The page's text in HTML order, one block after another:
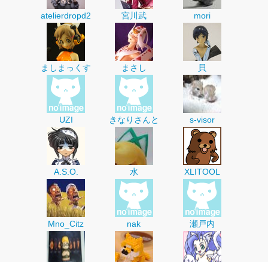
atelierdropd2 宮川武 mori
ましまっくす まさし 貝
UZI きなりさんと s-visor
A.S.O. 水 XLITOOL
Mno_Citz nak 瀬戸内